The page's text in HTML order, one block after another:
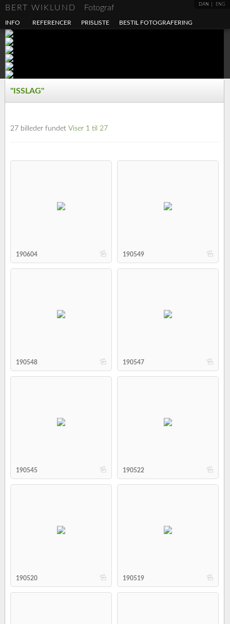
DAN ENG
BERT WIKLUND Fotograf
INFO REFERENCER PRISLISTE BESTIL FOTOGRAFERING
"ISSLAG"
27 billeder fundet Viser 1 til 27
b
190604 b
190549
b
190548 b
190547
b
190545 b
190522
b
190520 b
190519